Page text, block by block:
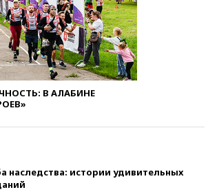
В АЛАБИНЕ
наследства: истории удивительных